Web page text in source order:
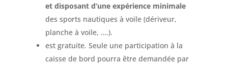
et disposant d’une expérience minimale
des sports nautiques à voile (dériveur,
planche à voile, ….).
est gratuite. Seule une participation à la
caisse de bord pourra être demandée par